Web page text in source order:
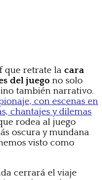
que retrate la cara
del juego no solo
también narrativo.
con escenas en
chantajes y dilemas
rodea al juego
oscura y mundana
visto como
cerrará el viaje